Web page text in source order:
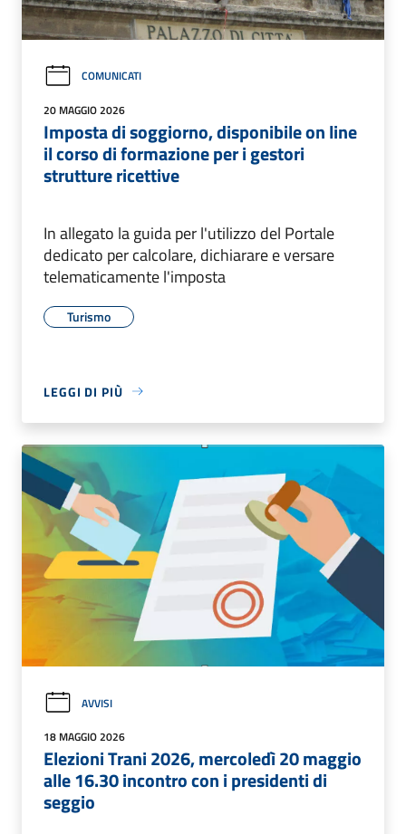
COMUNICATI
20 MAGGIO 2026
Imposta di soggiorno, disponibile on line
il corso di formazione per i gestori
strutture ricettive
In allegato la guida per l'utilizzo del Portale
dedicato per calcolare, dichiarare e versare
telematicamente l'imposta
Turismo
LEGGI DI PIÙ
AVVISI
18 MAGGIO 2026
Elezioni Trani 2026, mercoledì 20 maggio
alle 16.30 incontro con i presidenti di
seggio